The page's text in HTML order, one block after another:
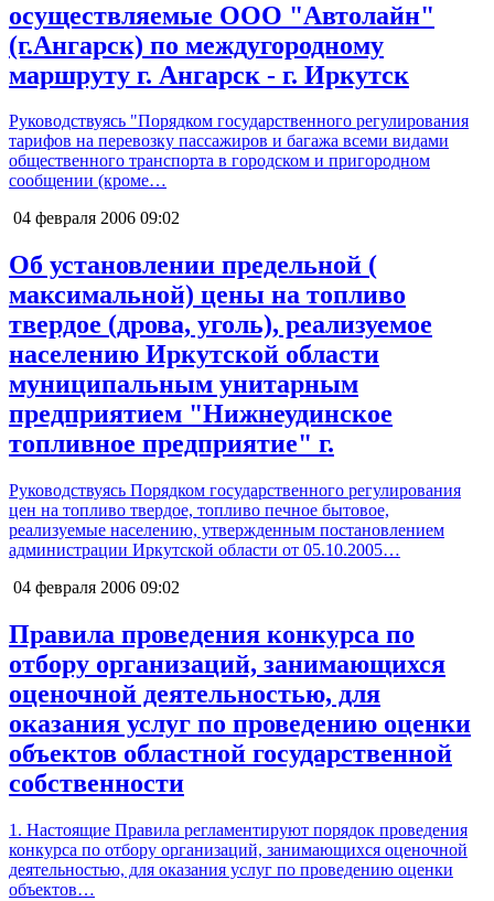
осуществляемые ООО "Автолайн"
(г.Ангарск) по междугородному
маршруту г. Ангарск - г. Иркутск
Руководствуясь "Порядком государственного регулирования
тарифов на перевозку пассажиров и багажа всеми видами
общественного транспорта в городском и пригородном
сообщении (кроме…
04 февраля 2006 09:02
Об установлении предельной (
максимальной) цены на топливо
твердое (дрова, уголь), реализуемое
населению Иркутской области
муниципальным унитарным
предприятием "Нижнеудинское
топливное предприятие" г.
Руководствуясь Порядком государственного регулирования
цен на топливо твердое, топливо печное бытовое,
реализуемые населению, утвержденным постановлением
администрации Иркутской области от 05.10.2005…
04 февраля 2006 09:02
Правила проведения конкурса по
отбору организаций, занимающихся
оценочной деятельностью, для
оказания услуг по проведению оценки
объектов областной государственной
собственности
1. Настоящие Правила регламентируют порядок проведения
конкурса по отбору организаций, занимающихся оценочной
деятельностью, для оказания услуг по проведению оценки
объектов…